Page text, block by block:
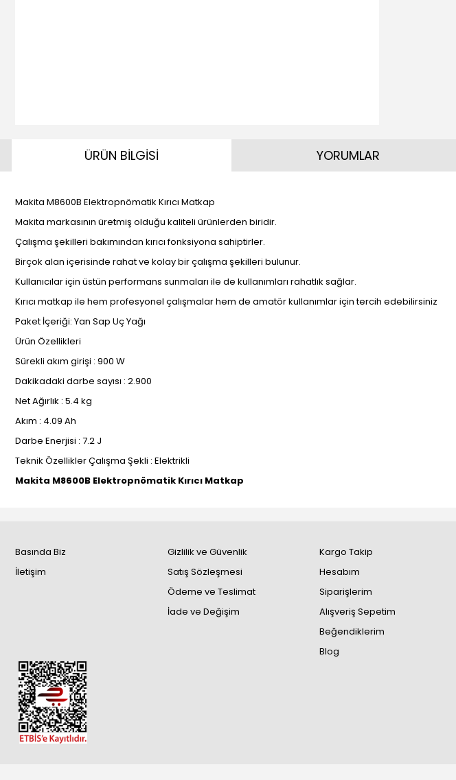
ÜRÜN BİLGİSİ
Makita M8600B Elektropnömatik Kırıcı Matkap
Makita markasının üretmiş olduğu kaliteli ürünlerden biridir.
Çalışma şekilleri bakımından kırıcı fonksiyona sahiptirler.
Birçok alan içerisinde rahat ve kolay bir çalışma şekilleri bulunur.
Kullanıcılar için üstün performans sunmaları ile de kullanımları rahatlık sağlar.
Kırıcı matkap ile hem profesyonel çalışmalar hem de amatör kullanımlar için tercih edebilirsiniz
Paket İçeriği: Yan Sap Uç Yağı
Ürün Özellikleri
Sürekli akım girişi : 900 W
Dakikadaki darbe sayısı : 2.900
Net Ağırlık : 5.4 kg
Akım : 4.09 Ah
Darbe Enerjisi : 7.2 J
Teknik Özellikler Çalışma Şekli : Elektrikli
Makita M8600B Elektropnömatik Kırıcı Matkap
YORUMLAR
Basında Biz
İletişim
Gizlilik ve Güvenlik
Satış Sözleşmesi
Ödeme ve Teslimat
İade ve Değişim
Kargo Takip
Hesabım
Siparişlerim
Alışveriş Sepetim
Beğendiklerim
Blog